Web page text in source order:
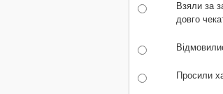
Взяли за
довго
Просили